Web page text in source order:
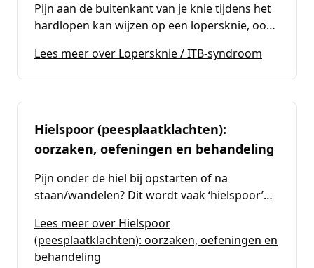
Pijn aan de buitenkant van je knie tijdens het
hardlopen kan wijzen op een lopersknie, ook
leggen we uit hoe deze klacht ontstaat, welke
signalen daarbij passen en hoe fysiotherapie
Lees meer over Lopersknie / ITB-syndroom
Hielspoor (peesplaatklachten):
oorzaken, oefeningen en behandeling
Pijn onder de hiel bij opstarten of na
staan/wandelen? Dit wordt vaak ‘hielspoor’
overbelasting van de peesplaat. Lees wat je
kunt doen en hoe je opbouwt.
Lees meer over Hielspoor
(peesplaatklachten): oorzaken, oefeningen en
behandeling